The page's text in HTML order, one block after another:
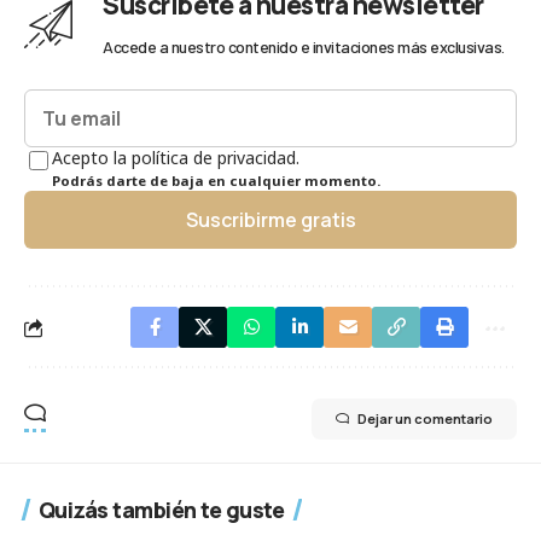
Accede a nuestro contenido e invitaciones más exclusivas.
Acepto la política de privacidad.
Podrás darte de baja en cualquier momento.
Suscribirme gratis
Dejar un comentario
Quizás también te guste